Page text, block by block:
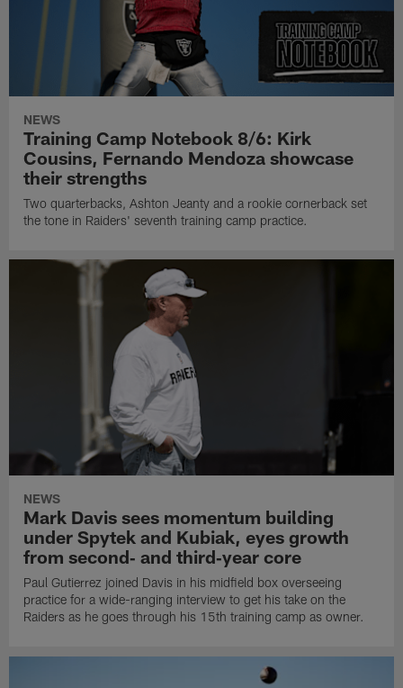
NEWS
Training Camp Notebook 8/6: Kirk
Cousins, Fernando Mendoza showcase
their strengths
Two quarterbacks, Ashton Jeanty and a rookie cornerback set
the tone in Raiders' seventh training camp practice.
NEWS
Mark Davis sees momentum building
under Spytek and Kubiak, eyes growth
from second‑ and third‑year core
Paul Gutierrez joined Davis in his midfield box overseeing
practice for a wide-ranging interview to get his take on the
Raiders as he goes through his 15th training camp as owner.